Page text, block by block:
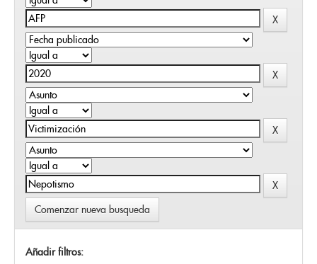
Comenzar nueva busqueda
Añadir filtros: